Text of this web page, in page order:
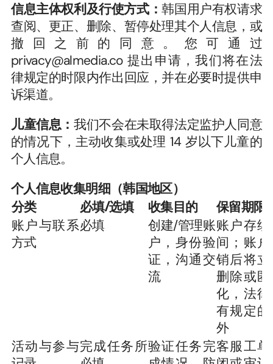
信息主体权利及行使方式：韩国用户有权请求
查阅、更正、删除、暂停处理其个人信息，或
撤回之前的同意。您可通过
privacy@almedia.co 提出申请，我们将在法
律规定的时限内作出回应，并在必要时提供申
诉渠道。
儿童信息：我们不会在未取得法定监护人同意
的情况下，主动收集或处理 14 岁以下儿童的
个人信息。
个人信息收集明细（韩国地区）
分类
必填/选填 收集目的 保留期限
账户与联系
方式
必填
创建/管理账
户，身份验
证，沟通交
流
账户存
间；账
销后将
删除或
化，法
有规定
外
活动与参与完成任务所验证任务完客服工